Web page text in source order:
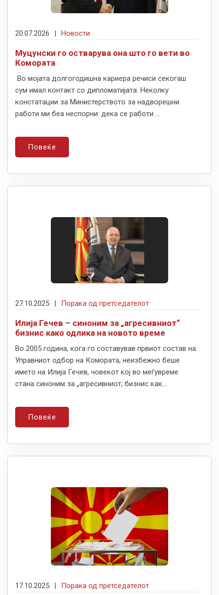
20.07.2026 | Новости
Муцунски го остварува она што го вети во
Комората
Во мојата долгогодишна кариера речиси секогаш
сум имал контакт со дипломатијата. Неколку
констатации за Министерството за надворешни
работи ми беа неспорни: дека се работи ...
Повеќе
27.10.2025 | Порака од претседателот
Илија Гечев – синоним за „агресивниот“
бизнис како одлика на новото време
Во 2005 година, кога го составував првиот состав на
Управниот одбор на Комората, неизбежно беше
името на Илија Гечев, човекот кој во меѓувреме
стана синоним за „агресивниот; бизнис как...
Повеќе
17.10.2025 | Порака од претседателот